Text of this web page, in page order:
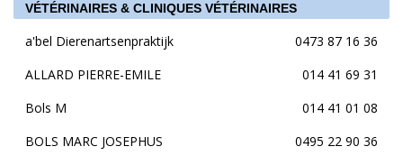
VÉTÉRINAIRES & CLINIQUES VÉTÉRINAIRES
a'bel Dierenartsenpraktijk
0473 87 16 36
ALLARD PIERRE-EMILE
014 41 69 31
Bols M
014 41 01 08
BOLS MARC JOSEPHUS
0495 22 90 36